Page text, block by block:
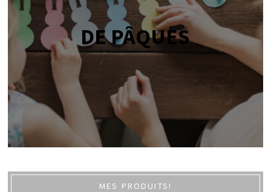
DE PÂQUES
MES PRODUITS!